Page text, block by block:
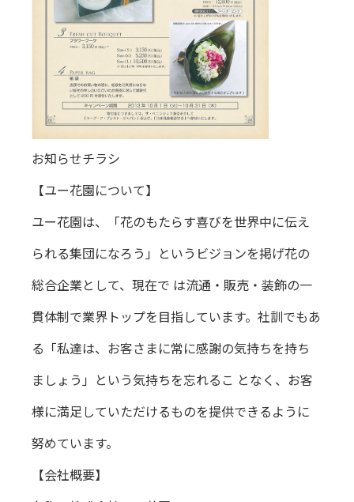
お知らせチラシ
【ユー花園について】
ユー花園は、「花のもたらす喜びを世界中に伝え
られる集団になろう」というビジョンを掲げ花の
総合企業として、現在で は流通・販売・装飾の一
貫体制で業界トップを目指しています。社訓でもあ
る「私達は、お客さまに常に感謝の気持ちを持ち
ましょう」という気持ちを忘れるこ となく、お客
様に満足していただけるものを提供できるように
努めています。
【会社概要】